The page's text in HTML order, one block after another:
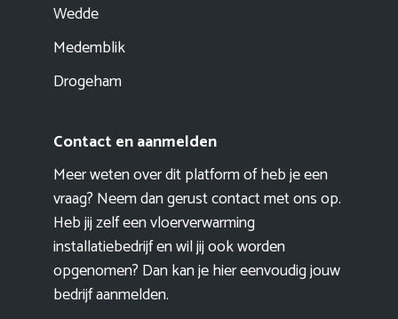
Wedde
Medemblik
Drogeham
Contact en aanmelden
Meer weten over dit platform of heb je een
vraag? Neem dan gerust contact met ons op.
Heb jij zelf een vloerverwarming
installatiebedrijf en wil jij ook worden
opgenomen? Dan kan je hier eenvoudigjouw
bedrijf aanmelden.